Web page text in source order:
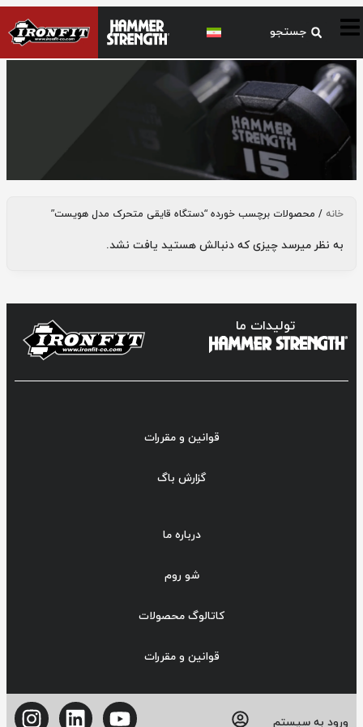
دستگاه قایقی متحرک مدل هویستخانه / محصولات برچسب خورده “دستگاه قایقی متحرک مدل هویست”
به نظر میرسد چیزی که دنبالش هستید یافت نشد.
تولیدات ما
قوانین و مقررات
گزارش باگ
درباره ما
شو روم
کاتالوگ محصولات
قوانین و مقررات
ورود به سیستم